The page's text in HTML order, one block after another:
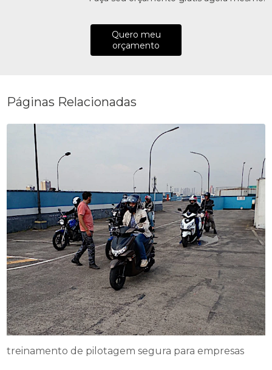
Quero meu
orçamento
Páginas Relacionadas
treinamento de pilotagem segura para empresas